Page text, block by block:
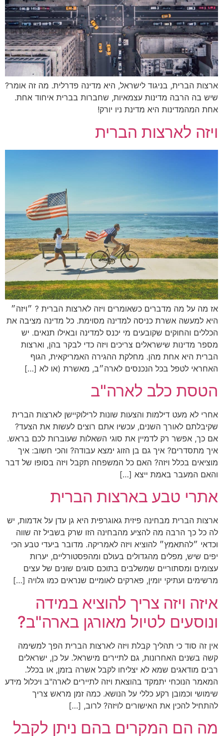
ארצות הברית, בניגוד לישראל, היא מדינה פדרלית. מה זה אומר?
שיש בה הרבה מדינות עצמאיות, שחברות בברית איחוד אחת.
אחת המהמדינות היא מדינת ניו יורק!
ויזה לארצות הברית
אז מה על מה מדברים כשאומרים ויזה לארצות הברית ? ״ויזה״
היא למעשה אשרת כניסה למדינה מסוימת. כל מדינה מציבה את
הכללים והחוקים שקובעים מי יכנס למדינה ובאילו תנאים. יש
מספר מדינות שישראלים צריכים ויזה כדי לבקר בהן, וארצות
הברית היא אחת מהן. מחלקת ההגירה האמריקאית, הגוף
האחראי לטפל בכל הנכנסים לארה״ב, מאשרת (או לא […]
הטסת כלב לארה"ב
אחרי לא מעט דילמות והצעות שונות לרילוקיישן לארצות הברית
שקיבלתם לאורך השנים, עכשיו אתם רוצים לעשות את הצעד?
אם כך, אפשר רק לדמיין את סוגי השאלות שעוברות לכם בראש.
איך מתסדרים? איך גם בן הזוג ימצא עבודה? והכי חשוב: איך
מוציאים בכלל ויזה? האם כל המשפחה תקבל ויזה בסופו של דבר
והאם המעבר באמת ייצא […]
אתרי טבע בארצות הברית
ארצות הברית מבחינה פיזית גאוגרפית היא גן עדן על אדמות, יש
לה כל כך הרבה מה להציע מהבחינה הזו שרק בשביל זה שווה
וכדאי ״להתאמץ״ להוציא ויזה לאמריקה. מדובר ביעדי טבע הכי
יפים שיש, מפלים מהגדולים בעולם ומהפסטורליים, יערות
עצומים ומסתוריים שמשלבים בתוכם סוגים שונים של עצים
מרשימים ועתיקי יומין, פארקים לאומיים שנראים כמו גלויה […]
איזה ויזה צריך להוציא במידה
ונוסעים לטיול מאורגן בארה"ב?
אין זה סוד כי תהליך קבלת ויזה לארצות הברית הפך למשימה
קשה בשנים האחרונות, גם לתיירים מישראל. על כן, ישראלים
רבים מודאגים שמא לא יצליחו לקבל אשרה בזמן, או בכלל.
המאמר הנוכחי יתמקד בהוצאת ויזה לתיירים לארה"ב ויכלול מידע
שימושי וכמובן רקע כללי על הנושא. כמה זמן מראש צריך
להתחיל להכין את האישורים לויזה? לרוב, […]
מה הם המקרים בהם ניתן לקבל